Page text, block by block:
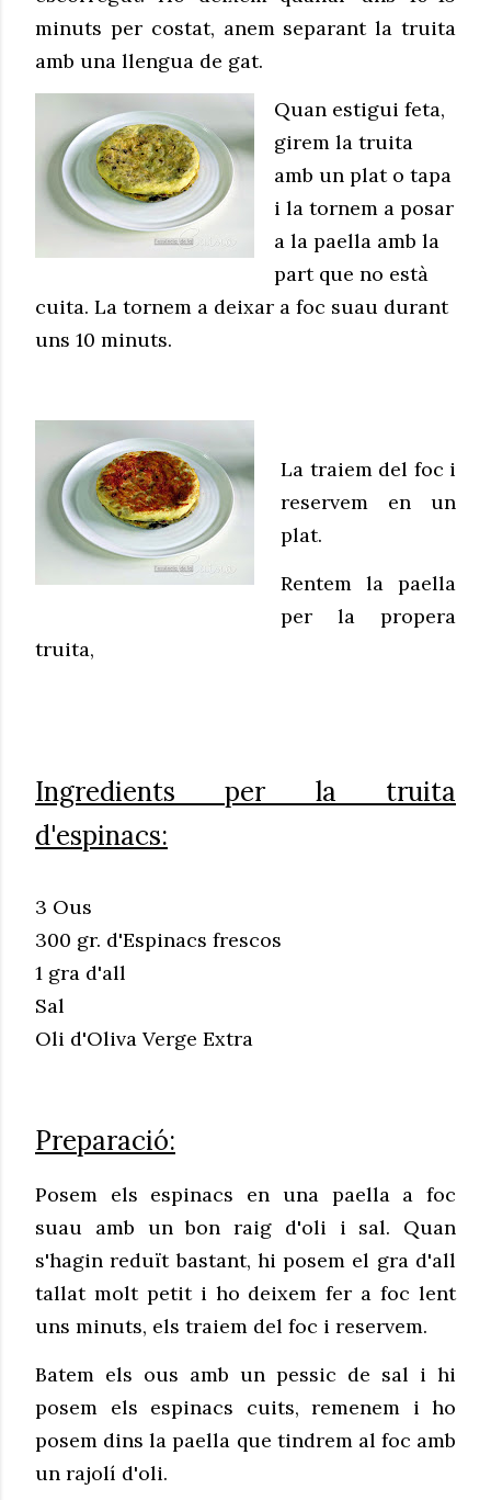
minuts per costat, anem separant la truita
amb una llengua de gat.
Quan estigui feta,
girem la truita
amb un plat o tapa
i la tornem a posar
a la paella amb la
part que no està
cuita. La tornem a deixar a foc suau durant
uns 10 minuts.
La traiem del foc i
reservem en un
plat.
Rentem la paella
per la propera
truita,
Ingredients per la truita
d'espinacs:
3 Ous
300 gr. d'Espinacs frescos
1 gra d'all
Sal
Oli d'Oliva Verge Extra
Preparació:
Posem els espinacs en una paella a foc
suau amb un bon raig d'oli i sal. Quan
s'hagin reduït bastant, hi posem el gra d'all
tallat molt petit i ho deixem fer a foc lent
uns minuts, els traiem del foc i reservem.
Batem els ous amb un pessic de sal i hi
posem els espinacs cuits, remenem i ho
posem dins la paella que tindrem al foc amb
un rajolí d'oli.